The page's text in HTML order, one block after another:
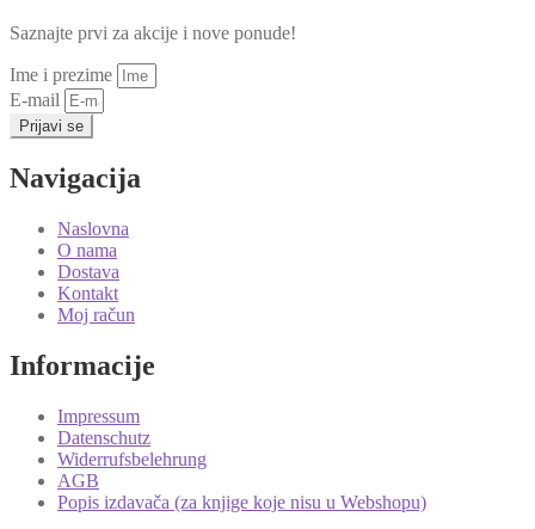
Saznajte prvi za akcije i nove ponude!
Ime i prezime
E-mail
Prijavi se
Navigacija
Naslovna
O nama
Dostava
Kontakt
Moj račun
Informacije
Impressum
Datenschutz
Widerrufsbelehrung
AGB
Popis izdavača (za knjige koje nisu u Webshopu)